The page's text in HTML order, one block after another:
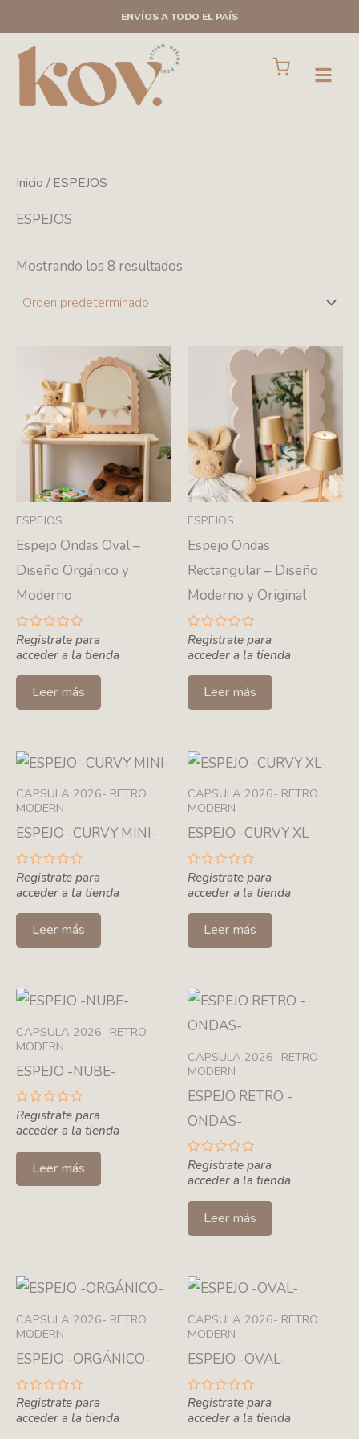
al
contenido
ENVÍOS A TODO EL PAÍS
Open
Cart
Inicio / ESPEJOS
ESPEJOS
Mostrando los 8 resultados
ESPEJOS
Espejo Ondas Oval –
Diseño Orgánico y
Moderno
Valorado
con
0
5
Registrate para
acceder a la tienda
Leer más
ESPEJOS
Espejo Ondas
Rectangular – Diseño
Moderno y Original
Valorado
con
0
5
Registrate para
acceder a la tienda
Leer más
CAPSULA 2026- RETRO
MODERN
ESPEJO -CURVY MINI-
Valorado
con
0
Registrate para
acceder a la tienda
Leer más
CAPSULA 2026- RETRO
MODERN
ESPEJO -CURVY XL-
Valorado
con
0
Registrate para
acceder a la tienda
Leer más
CAPSULA 2026- RETRO
MODERN
ESPEJO -NUBE-
Valorado
con
0
5
Registrate para
acceder a la tienda
Leer más
CAPSULA 2026- RETRO
MODERN
ESPEJO RETRO -
ONDAS-
Valorado
con
0
5
Registrate para
acceder a la tienda
Leer más
CAPSULA 2026- RETRO
MODERN
ESPEJO -ORGÁNICO-
Valorado
con
0
Registrate para
acceder a la tienda
CAPSULA 2026- RETRO
MODERN
ESPEJO -OVAL-
Valorado
con
0
Registrate para
acceder a la tienda